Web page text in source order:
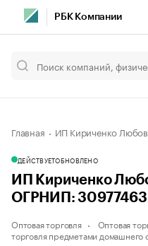
РБК Компании
Главная ИП Кириченко
ДЕЙСТВУЕТОБНОВЛЕНО
ИП Кириченко
ОГРНИП:
Оптовая торговля Оптовая
торговля предметами домашнего